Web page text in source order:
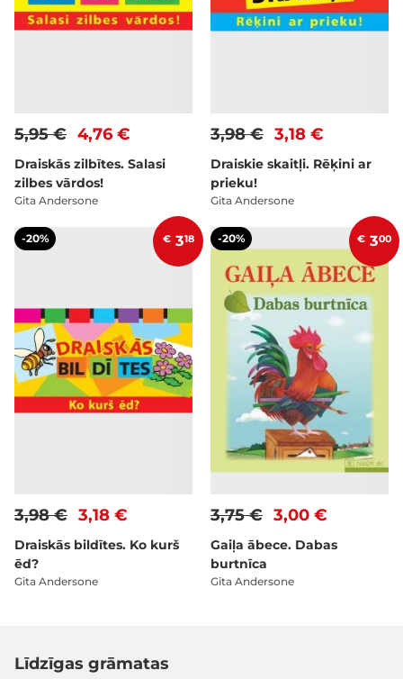
4,76 €
5,95 €
Draiskās zilbītes. Salasi
zilbes vārdos!
Gita Andersone
3,18 €
3,98 €
Draiskie skaitļi. Rēķini ar
prieku!
Gita Andersone
-20% € 318
3,18 €
3,98 €
Draiskās bildītes. Ko kurš
ēd?
Gita Andersone
-20% € 300
3,00 €
3,75 €
Gaiļa ābece. Dabas
burtnīca
Gita Andersone
Līdzīgas grāmatas